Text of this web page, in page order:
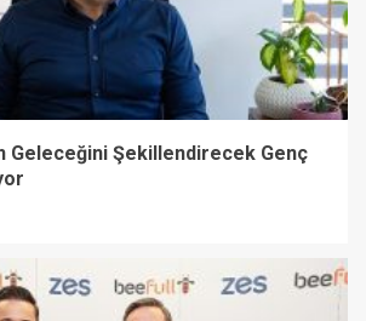
Geleceğini Şekillendirecek Genç